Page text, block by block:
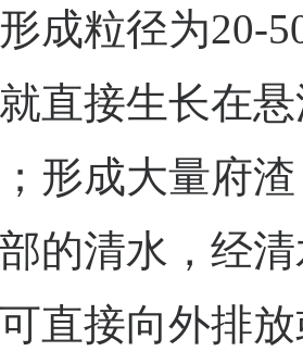
成粒径为20-
直接生长在
形成大量府
的清水，经
直接向外排